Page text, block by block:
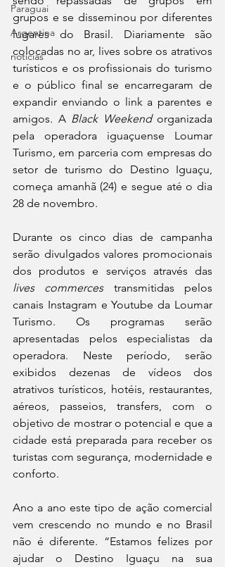
Paraguai
Argentina
noticias
grupos e se disseminou por diferentes
lugares do Brasil. Diariamente são
colocadas no ar, lives sobre os atrativos
turísticos e os profissionais do turismo
e o público final se encarregaram de
expandir enviando o link a parentes e
amigos. A Black Weekend organizada
pela operadora iguaçuense Loumar
Turismo, em parceria com empresas do
setor de turismo do Destino Iguaçu,
começa amanhã (24) e segue até o dia
28 de novembro.
Durante os cinco dias de campanha
serão divulgados valores promocionais
lives commerces transmitidas pelos
canais Instagram e Youtube da Loumar
Turismo. Os programas serão
apresentadas pelos especialistas da
operadora. Neste período, serão
exibidos dezenas de vídeos dos
atrativos turísticos, hotéis, restaurantes,
aéreos, passeios, transfers, com o
objetivo de mostrar o potencial e que a
cidade está preparada para receber os
turistas com segurança, modernidade e
conforto.
Ano a ano este tipo de ação comercial
vem crescendo no mundo e no Brasil
não é diferente. “Estamos felizes por
ajudar o Destino Iguaçu na sua